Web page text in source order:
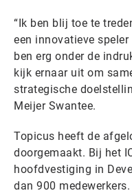
“Ik ben blij toe te
een innovatieve
ben erg onder de
kijk ernaar uit om
strategische
Meijer Swantee.
Topicus heeft de
doorgemaakt. Bij het
hoofdvestiging in
dan 900 medewerkers.